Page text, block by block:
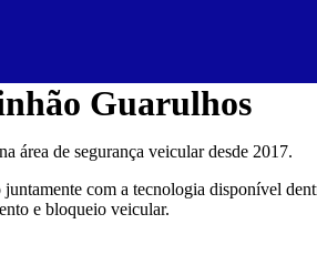
Guarulhos
área de segurança veicular desde 2017.
com a tecnologia disponível
e bloqueio veicular.